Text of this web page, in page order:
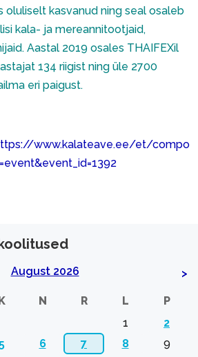
oluliselt kasvanud ning seal osaleb
kala- ja mereannitootjaid,
Aastal 2019 osales THAIFEXil
134 riigist ning üle 2700
eri paigust.
www.kalateave.ee/et/compo
August 2026 >
K N R L
P
1
2
6 7 8
9